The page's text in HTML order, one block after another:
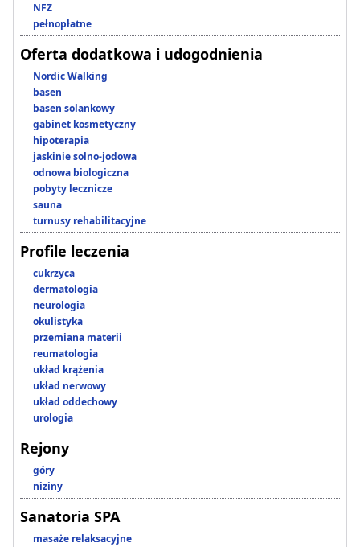
NFZ
pełnopłatne
Oferta dodatkowa i udogodnienia
Nordic Walking
basen
basen solankowy
gabinet kosmetyczny
hipoterapia
jaskinie solno-jodowa
odnowa biologiczna
pobyty lecznicze
sauna
turnusy rehabilitacyjne
Profile leczenia
cukrzyca
dermatologia
neurologia
okulistyka
przemiana materii
reumatologia
układ krążenia
układ nerwowy
układ oddechowy
urologia
Rejony
góry
niziny
Sanatoria SPA
masaże relaksacyjne